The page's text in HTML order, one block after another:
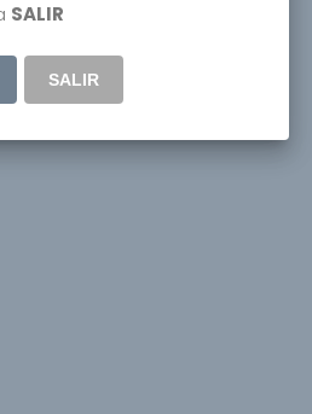
SALIR
SALIR